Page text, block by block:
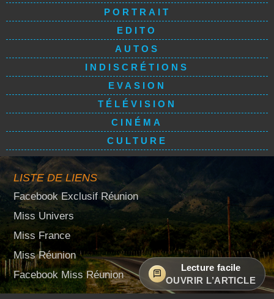
PORTRAIT
EDITO
AUTOS
INDISCRÉTIONS
EVASION
TÉLÉVISION
CINÉMA
CULTURE
LISTE DE LIENS
Facebook Exclusif Réunion
Miss Univers
Miss France
Miss Réunion
Facebook Miss Réunion
Lecture facile
OUVRIR L’ARTICLE